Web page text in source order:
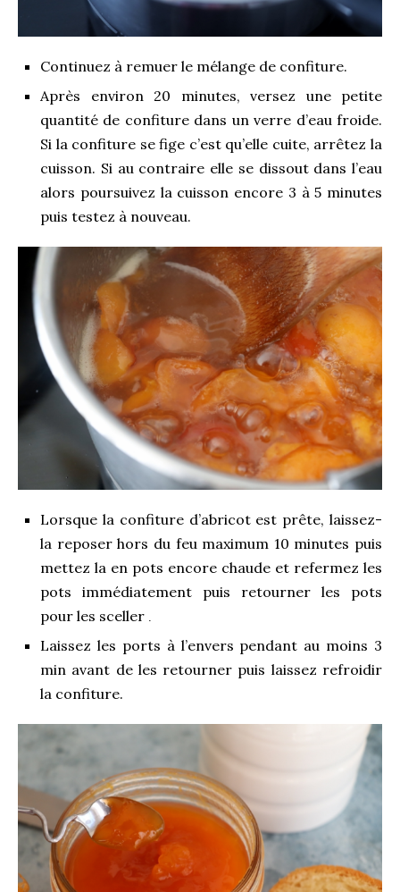
Continuez à remuer le mélange de confiture.
Après environ 20 minutes, versez une petite
quantité de confiture dans un verre d’eau froide.
Si la confiture se fige c’est qu’elle cuite, arrêtez la
cuisson. Si au contraire elle se dissout dans l’eau
alors poursuivez la cuisson encore 3 à 5 minutes
puis testez à nouveau.
Lorsque la confiture d’abricot est prête, laissez-
la reposer hors du feu maximum 10 minutes puis
mettez la en pots encore chaude et refermez les
pots immédiatement puis retourner les pots
pour les sceller .
Laissez les ports à l’envers pendant au moins 3
min avant de les retourner puis laissez refroidir
la confiture.